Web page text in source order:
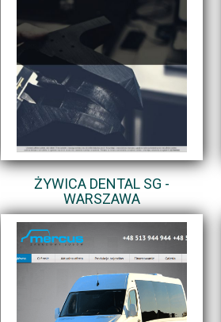
ŻYWICA DENTAL SG -
WARSZAWA